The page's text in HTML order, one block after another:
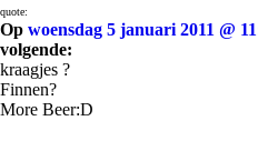
quote:
Op woensdag 5 januari 2011 @
volgende:
kraagjes ?
Finnen?
More Beer:D